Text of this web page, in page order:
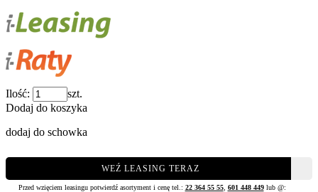
Ilość:
szt.
Dodaj do koszyka
dodaj do schowka
WEŹ LEASING TERAZ
Przed wzięciem leasingu potwierdź asortyment i cenę tel.: 22 364 55 55, 601 448 449lub @: